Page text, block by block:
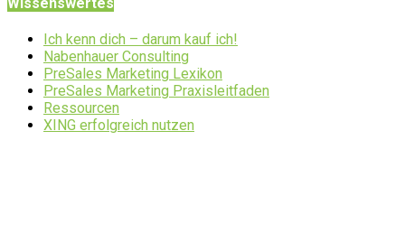
Ich kenn dich – darum kauf ich!
Nabenhauer Consulting
PreSales Marketing Lexikon
PreSales Marketing Praxisleitfaden
Ressourcen
XING erfolgreich nutzen